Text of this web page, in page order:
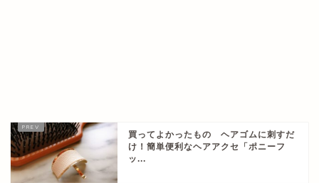
買ってよかったもの ヘアゴムに刺すだ
け！簡単便利なヘアアクセ「ポニーフ
ッ...